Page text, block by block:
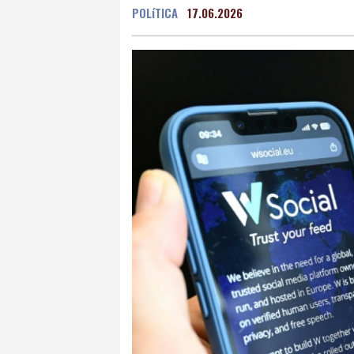
Grenada
28 °C
POLíTICA 17.06.2026